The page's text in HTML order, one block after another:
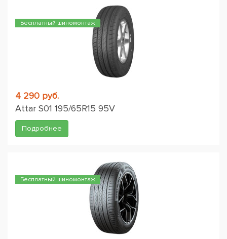
Бесплатный шиномонтаж
4 290 руб.
Attar S01 195/65R15 95V
Подробнее
Бесплатный шиномонтаж